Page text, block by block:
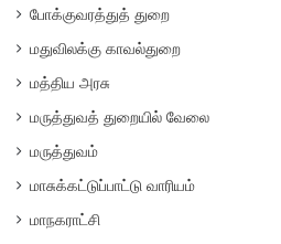
போக்குவரத்துத் துறை
மதுவிலக்கு காவல்துறை
மத்திய அரசு
மருத்துவத் துறையில் வேலை
மருத்துவம்
மாசுக்கட்டுப்பாட்டு வாரியம்
மாநகராட்சி